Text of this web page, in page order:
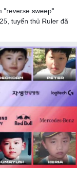
"reverse sweep"
tuyển thủ Ruler đã